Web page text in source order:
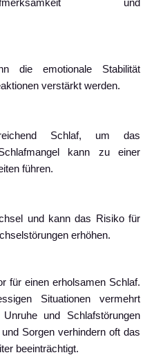
und
die emotionale Stabilität
verstärkt werden.
Schlaf, um das
kann zu einer
führen.
und kann das Risiko für
erhöhen.
für einen erholsamen Schlaf.
Situationen vermehrt
und Schlafstörungen
Sorgen verhindern oft das
beeinträchtigt.